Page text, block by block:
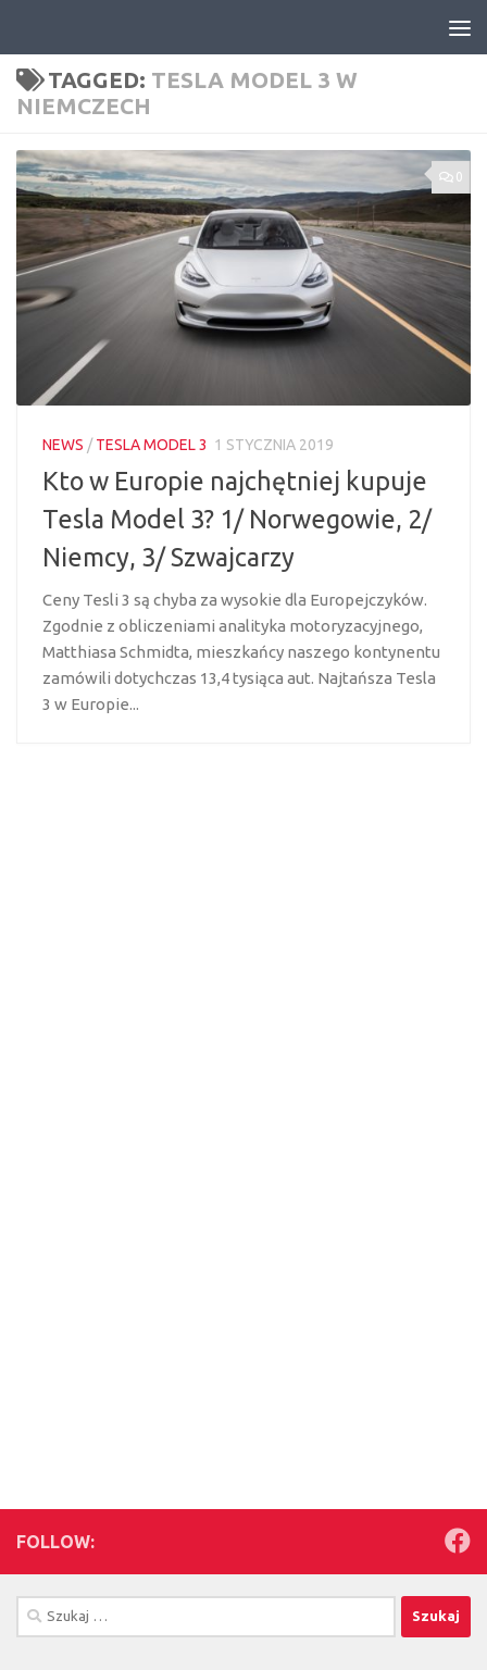
TAGGED: TESLA MODEL 3 W
NIEMCZECH
0
NEWS /TESLA MODEL 3 1 STYCZNIA 2019
Kto w Europie najchętniej kupuje
Tesla Model 3? 1/ Norwegowie, 2/
Niemcy, 3/ Szwajcarzy
Ceny Tesli 3 są chyba za wysokie dla Europejczyków.
Zgodnie z obliczeniami analityka motoryzacyjnego,
Matthiasa Schmidta, mieszkańcy naszego kontynentu
zamówili dotychczas 13,4 tysiąca aut. Najtańsza Tesla
3 w Europie...
FOLLOW:
Szukaj: